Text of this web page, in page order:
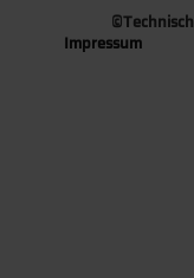
©
Impressum